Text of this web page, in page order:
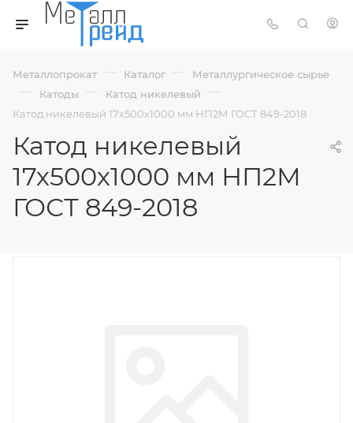
Металлопрокат — Каталог — Металлургическое сырье
— Катоды — Катод никелевый —
Катод никелевый 17х500х1000 мм НП2М ГОСТ 849-2018
Катод никелевый
17х500х1000 мм НП2М
ГОСТ 849-2018